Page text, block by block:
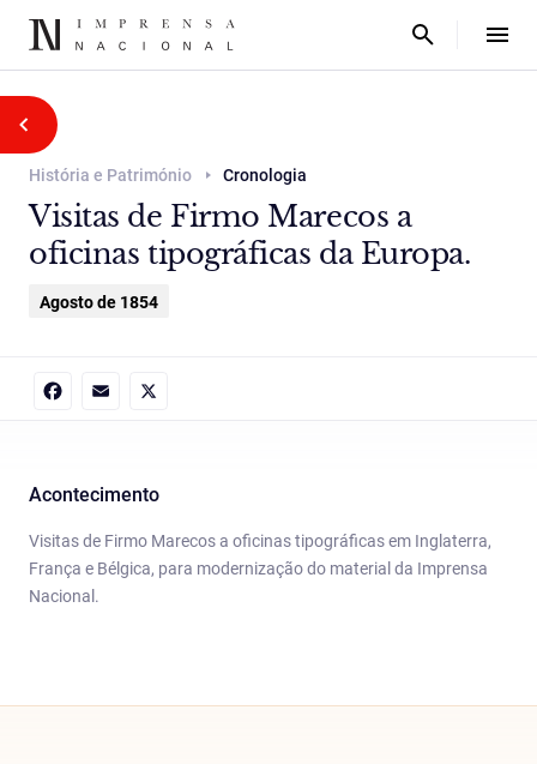
História e Património Cronologia
Visitas de Firmo Marecos a
oficinas tipográficas da Europa.
Agosto de 1854
Acontecimento
Visitas de Firmo Marecos a oficinas tipográficas em Inglaterra,
França e Bélgica, para modernização do material da Imprensa
Nacional.